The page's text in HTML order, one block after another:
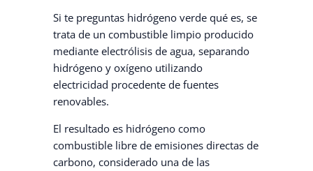
Si te preguntas hidrógeno verde qué es, se
trata de un combustible limpio producido
mediante electrólisis de agua, separando
hidrógeno y oxígeno utilizando
electricidad procedente de fuentes
renovables.
El resultado es hidrógeno como
combustible libre de emisiones directas de
carbono, considerado una de las